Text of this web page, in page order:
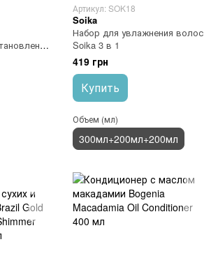
Артикул: SOK18
Soika
Набор для увлажнения волос
Soika 3 в 1
419 грн
Купить
Объем (мл)
300мл+200мл+200мл